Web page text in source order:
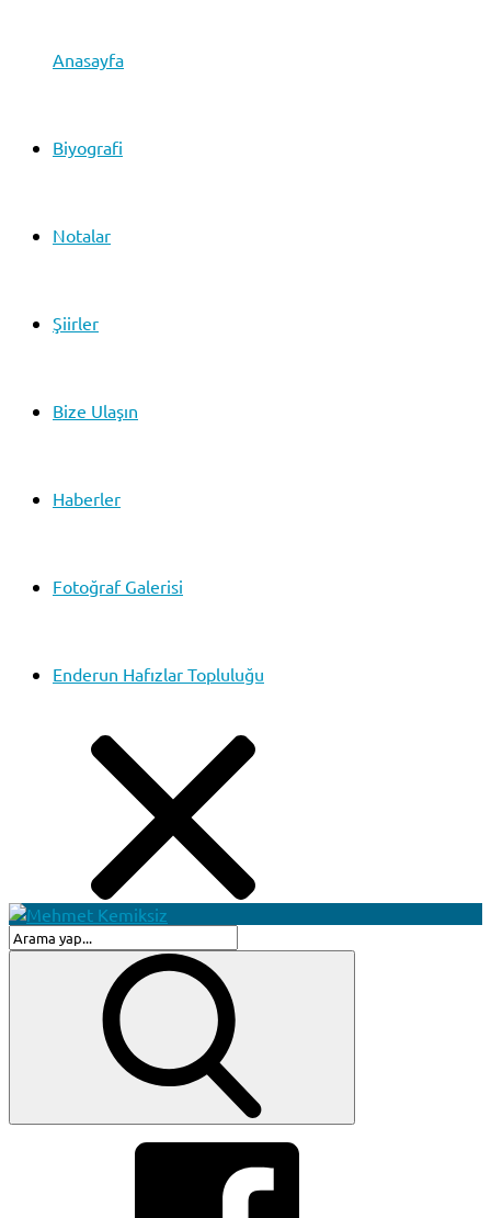
Anasayfa
Biyografi
Notalar
Şiirler
Bize Ulaşın
Haberler
Fotoğraf Galerisi
Enderun Hafızlar Topluluğu